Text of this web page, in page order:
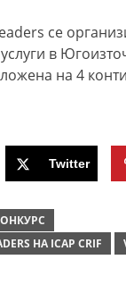
се
в
на 4
Twitter
НА ICAP CRIF